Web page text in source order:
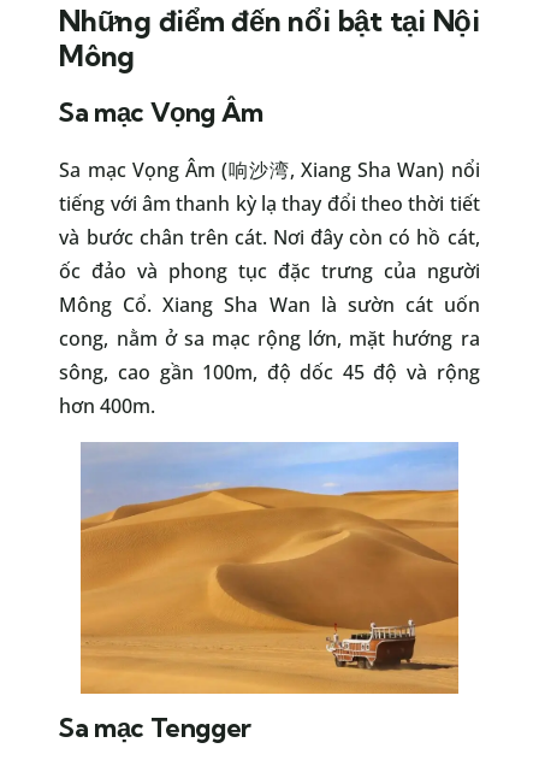
Những điểm đến nổi bật tại Nội
Mông
Sa mạc Vọng Âm
Sa mạc Vọng Âm (响沙湾, Xiang Sha Wan) nổi
tiếng với âm thanh kỳ lạ thay đổi theo thời tiết
và bước chân trên cát. Nơi đây còn có hồ cát,
ốc đảo và phong tục đặc trưng của người
Mông Cổ. Xiang Sha Wan là sườn cát uốn
cong, nằm ở sa mạc rộng lớn, mặt hướng ra
sông, cao gần 100m, độ dốc 45 độ và rộng
hơn 400m.
Sa mạc Tengger